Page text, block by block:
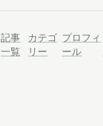
記事
一覧
カテゴ
リー
プロフィ
ール